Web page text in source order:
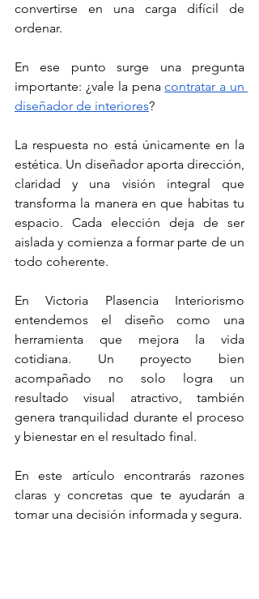
convertirse en una carga difícil de
ordenar.
En ese punto surge una pregunta
importante: ¿vale la pena contratar a un
diseñador de interiores?
La respuesta no está únicamente en la
estética. Un diseñador aporta dirección,
claridad y una visión integral que
transforma la manera en que habitas tu
espacio. Cada elección deja de ser
aislada y comienza a formar parte de un
todo coherente.
En Victoria Plasencia Interiorismo
entendemos el diseño como una
herramienta que mejora la vida
cotidiana. Un proyecto bien
acompañado no solo logra un
resultado visual atractivo, también
genera tranquilidad durante el proceso
y bienestar en el resultado final.
En este artículo encontrarás razones
claras y concretas que te ayudarán a
tomar una decisión informada y segura.